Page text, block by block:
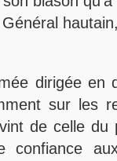
dirigée en
sur les
de celle